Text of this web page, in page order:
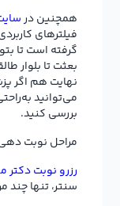
همچنین در
فیلترهای
گرفته است تا
بعثت تا بلوار
نهایت هم اگر
می‌توانید
بررسی کنید.
مراحل نوبت
رزرو نوبت دکتر
سنتر، تنها چند